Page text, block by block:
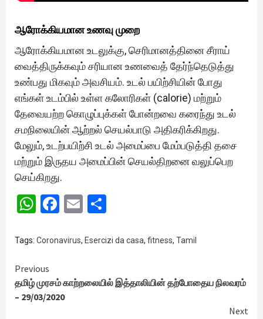
ஆரோக்கியமான உணவு முறை
ஆரோக்கியமான உடலுக்கு, செரிமானத்தினை சீராய்
வைத்திருக்கவும் சரியான உணவைத் தேர்ந்தெடுத்து
உண்பது மிகவும் அவசியம். உடல் பயிற்சியின் போது
எங்கள் உடம்பில் உள்ள கலோரிகள் (calorie) மற்றும்
தேவையற்ற கொழுப்புக்கள் போன்றவை கரைந்து உடல்
சமநிலையின் ஆற்றல் செயல்பாடு அதிகரிக்கிறது.
மேலும், உடற்பயிற்சி உடல் அமைப்பை மேம்படுத்தி தசை
மற்றும் இருதய அமைப்பின் செயல்திறனை வலுப்பெற
செய்கிறது.
WhatsApp
Facebook
Email
Tags: Coronavirus, Esercizi da casa, fitness, Tamil
Continue
Reading
Previous
தமிழ் முரசம் காற்றலையில் இத்தாலியின் தற்போதைய நிலவரம்
– 29/03/2020
Next